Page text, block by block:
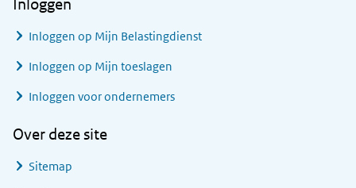
Inloggen
Inloggen op Mijn Belastingdienst
Inloggen op Mijn toeslagen
Inloggen voor ondernemers
Over deze site
Sitemap